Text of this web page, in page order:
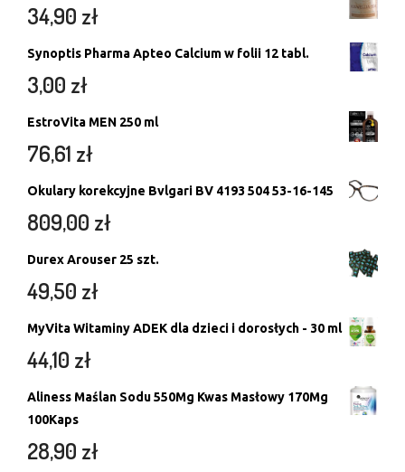
34,90 zł
Synoptis Pharma Apteo Calcium w folii 12 tabl.
3,00 zł
EstroVita MEN 250 ml
76,61 zł
Okulary korekcyjne Bvlgari BV 4193 504 53-16-145
809,00 zł
Durex Arouser 25 szt.
49,50 zł
MyVita Witaminy ADEK dla dzieci i dorosłych - 30 ml
44,10 zł
Aliness Maślan Sodu 550Mg Kwas Masłowy 170Mg
100Kaps
28,90 zł